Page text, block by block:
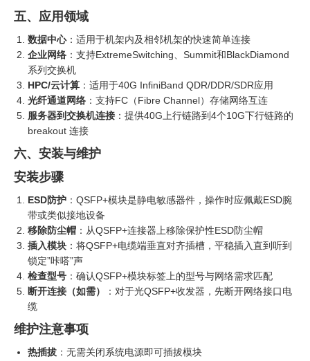
五、应用领域
数据中心：适用于机架内及相邻机架的快速简单连接
企业网络 ：支持ExtremeSwitching、Summit和BlackDiamond
系列交换机
HPC/云计算 ：适用于40G InfiniBand QDR/DDR/SDR应用
光纤通道网络 ：支持FC（Fibre Channel）存储网络互连
服务器到交换机连接 ：提供40G上行链路到4个10G下行链路的
breakout 连接
六、安装与维护
安装步骤
ESD防护 ：QSFP+模块是静电敏感器件，操作时应佩戴ESD腕
带或类似接地设备
移除防尘帽 ：从QSFP+连接器上移除保护性ESD防尘帽
插入模块 ：将QSFP+电缆端垂直对齐插槽，平稳插入直到听到
锁定”咔嗒”声
检查型号 ：确认QSFP+模块标签上的型号与网络需求匹配
断开连接（如需）
‍：对于光QSFP+收发器，先断开网络接口电
缆
维护注意事项
热插拔 ：无需关闭系统电源即可插拔模块